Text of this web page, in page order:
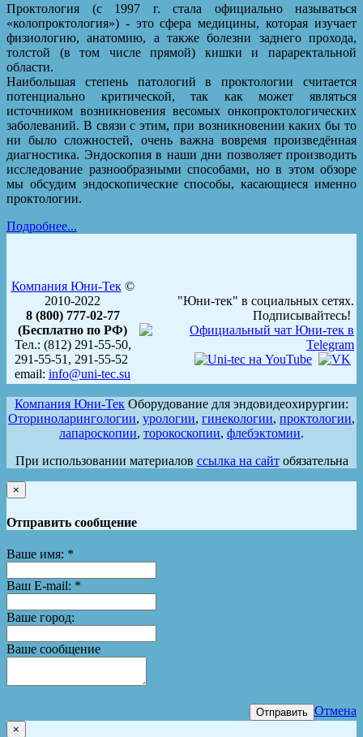
Проктология (с 1997 г. стала официально называться
«колопроктология») - это сфера медицины, которая изучает
физиологию, анатомию, а также болезни заднего прохода,
толстой (в том числе прямой) кишки и параректальной
области.
Наибольшая степень патологий в проктологии считается
потенциально критической, так как может являться
источником возникновения весомых онкопроктологических
заболеваний. В связи с этим, при возникновении каких бы то
ни было сложностей, очень важна вовремя произведённая
диагностика. Эндоскопия в наши дни позволяет производить
исследование разнообразными способами, но в этом обзоре
мы обсудим эндоскопические способы, касающиеся именно
проктологии.
Подробнее...
Компания Юни-Тек©
2010-2022
8 (800) 777-02-77
(Бесплатно по РФ)
Тел.: (812) 291-55-50,
291-55-51, 291-55-52
email: info@uni-tec.su
"Юни-тек" в социальных сетях.
Подписывайтесь!
Компания Юни-Тек Оборудование для эндовидеохирургии:
Оториноларингологии, урологии, гинекологии, проктологии,
лапароскопии, торокоскопии, флебэктомии.
При использовании материалов ссылка на сайтобязательна
×
Отправить сообщение
Ваше имя: *
Ваш E-mail: *
Ваше город:
Ваше сообщение
Отправить Отмена
×